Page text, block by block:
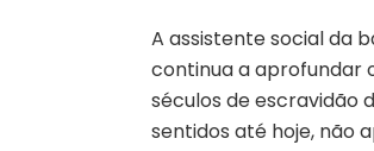
A assistente social da
continua a aprofundar
séculos de escravidão
sentidos até hoje, não